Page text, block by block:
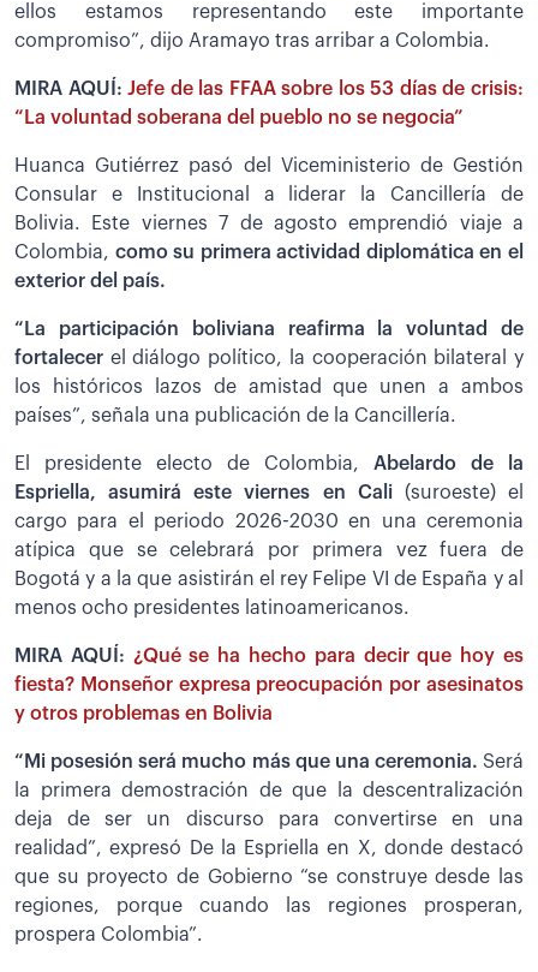
ellos estamos representando este importante
compromiso”, dijo Aramayo tras arribar a Colombia.
MIRA AQUÍ: Jefe de las FFAA sobre los 53 días de crisis:
“La voluntad soberana del pueblo no se negocia”
Huanca Gutiérrez pasó del Viceministerio de Gestión
Consular e Institucional a liderar la Cancillería de
Bolivia.
Este viernes 7 de agosto emprendió viaje a
Colombia, como su primera actividad diplomática en el
exterior del país.
“La participación boliviana reafirma la voluntad de
fortalecer el diálogo político, la cooperación bilateral y
los históricos lazos de amistad que unen a ambos
países”, señala una publicación de la Cancillería.
El presidente electo de Colombia, Abelardo de la
Espriella, asumirá este viernes en Cali (suroeste) el
cargo para el periodo 2026-2030 en una ceremonia
atípica que se celebrará por primera vez fuera de
Bogotá y a la que asistirán el rey Felipe VI de España y al
menos ocho presidentes latinoamericanos.
MIRA AQUÍ: ¿Qué se ha hecho para decir que hoy es
fiesta? Monseñor expresa preocupación por asesinatos
y otros problemas en Bolivia
“Mi posesión será mucho más que una ceremonia. Será
la primera demostración de que la descentralización
deja de ser un discurso para convertirse en una
realidad”, expresó De la Espriella en X, donde destacó
que su proyecto de Gobierno “se construye desde las
regiones, porque cuando las regiones prosperan,
prospera Colombia”.